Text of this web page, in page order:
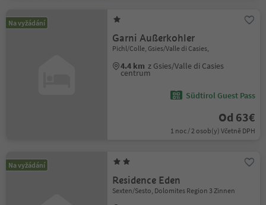
Na vyžádání
Garni Außerkohler
Pichl/Colle, Gsies/Valle di Casies,
4.4 km z Gsies/Valle di Casies
centrum
Südtirol Guest Pass
Od 63€
1 noc / 2 osob(y) Včetně DPH
Na vyžádání
Residence Eden
Sexten/Sesto, Dolomites Region 3 Zinnen